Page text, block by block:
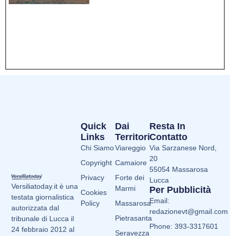
Versiliatoday.it è una
testata giornalistica
autorizzata dal
tribunale di Lucca il
24 febbraio 2012 al
Dai
Territori
Viareggio
Camaiore
Forte dei
Marmi
Massarosa
Pietrasanta
Seravezza
Quick
Links
Chi Siamo
Copyright
Privacy
Cookies
Policy
Resta In
Contatto
Via Sarzanese Nord,
20
55054 Massarosa
Lucca
Per Pubblicità
Email:
redazionevt@gmail.com
Phone: 393-3317601